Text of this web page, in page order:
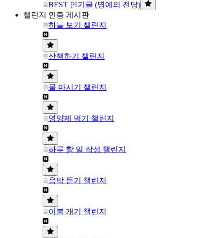
BEST 인기글 (명예의 전당)
챌린지 인증 게시판
하늘 보기 챌린지
산책하기 챌린지
물 마시기 챌린지
영양제 먹기 챌린지
하루 할 일 작성 챌린지
음악 듣기 챌린지
이불 개기 챌린지